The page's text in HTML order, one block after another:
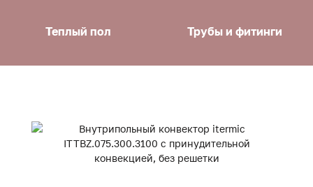
Теплый пол Трубы и фитинги